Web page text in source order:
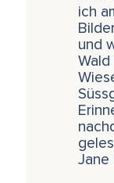
ich
und
Wald
Jane